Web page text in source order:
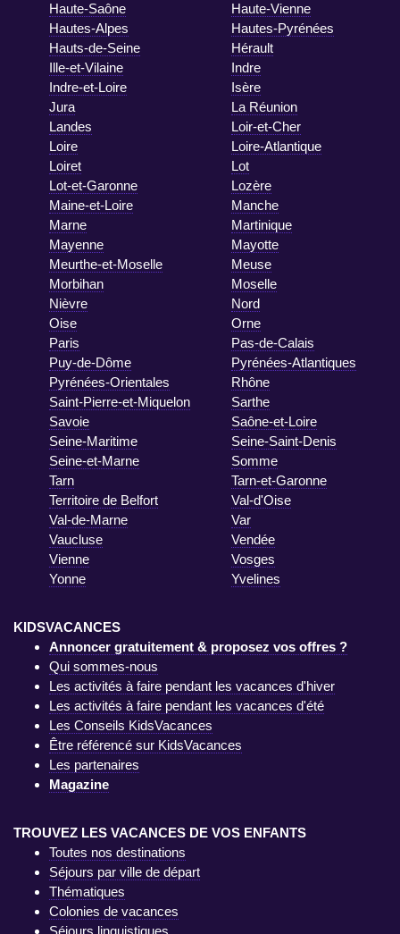
Haute-Saône
Haute-Vienne
Hautes-Alpes
Hautes-Pyrénées
Hauts-de-Seine
Hérault
Ille-et-Vilaine
Indre
Indre-et-Loire
Isère
Jura
La Réunion
Landes
Loir-et-Cher
Loire
Loire-Atlantique
Loiret
Lot
Lot-et-Garonne
Lozère
Maine-et-Loire
Manche
Marne
Martinique
Mayenne
Mayotte
Meurthe-et-Moselle
Meuse
Morbihan
Moselle
Nièvre
Nord
Oise
Orne
Paris
Pas-de-Calais
Puy-de-Dôme
Pyrénées-Atlantiques
Pyrénées-Orientales
Rhône
Saint-Pierre-et-Miquelon
Sarthe
Savoie
Saône-et-Loire
Seine-Maritime
Seine-Saint-Denis
Seine-et-Marne
Somme
Tarn
Tarn-et-Garonne
Territoire de Belfort
Val-d'Oise
Val-de-Marne
Var
Vaucluse
Vendée
Vienne
Vosges
Yonne
Yvelines
KIDSVACANCES
Annoncer gratuitement & proposez vos offres ?
Qui sommes-nous
Les activités à faire pendant les vacances d'hiver
Les activités à faire pendant les vacances d'été
Les Conseils KidsVacances
Être référencé sur KidsVacances
Les partenaires
Magazine
TROUVEZ LES VACANCES DE VOS ENFANTS
Toutes nos destinations
Séjours par ville de départ
Thématiques
Colonies de vacances
Séjours linguistiques